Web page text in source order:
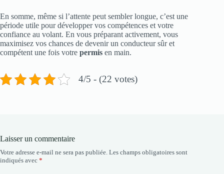
En somme, même si l’attente peut sembler longue, c’est une
période utile pour développer vos compétences et votre
confiance au volant. En vous préparant activement, vous
maximisez vos chances de devenir un conducteur sûr et
compétent une fois votre permis en main.
4/5 - (22 votes)
Laisser un commentaire
Votre adresse e-mail ne sera pas publiée. Les champs obligatoires sont
indiqués avec *